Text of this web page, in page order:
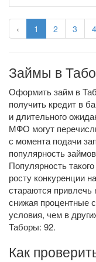
‹ 1 2 3 4
Займы в
Оформить займ в
получить кредит в
и длительного
МФО могут
с момента подачи
популярность
Популярность
росту конкуренции
стараются
снижая процентные
условия, чем в
Таборы: 92.
Как